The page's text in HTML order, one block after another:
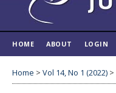
HOME ABOUT LOGIN
Home > Vol 14, No 1 (2022) >